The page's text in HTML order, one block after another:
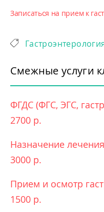
Записаться на прием к
Смежные услуги
ФГДС (ФГС, ЭГС,
2700 р.
Назначение лечения
3000 р.
Прием и осмотр
1500 р.